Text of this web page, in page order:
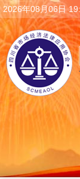
2026年08月06日